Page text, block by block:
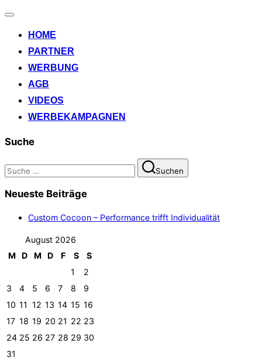
Navigation
HOME
PARTNER
WERBUNG
AGB
VIDEOS
WERBEKAMPAGNEN
Suche
Suchen
nach:
Suchen
Neueste Beiträge
Custom Cocoon – Performance trifft Individualität
August 2026
M
D M D F S
S
1
2
3
4 5 6 7 8
9
10 11 12 13 14 15 16
17 18 19 20 21 22 23
24 25 26 27 28 29 30
31